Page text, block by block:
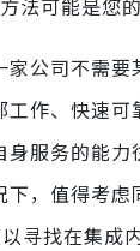
公司不需要
工作、快速可
服务的能力
，值得考虑
寻找在集成